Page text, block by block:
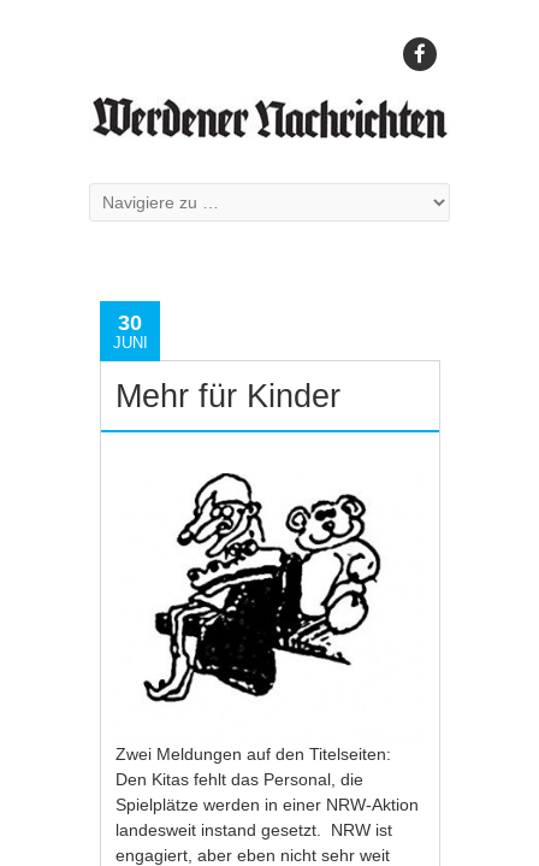
30
JUNI
Mehr für Kinder
Zwei Meldungen auf den Titelseiten:
Den Kitas fehlt das Personal, die
Spielplätze werden in einer NRW-Aktion
landesweit instand gesetzt. NRW ist
engagiert, aber eben nicht sehr weit